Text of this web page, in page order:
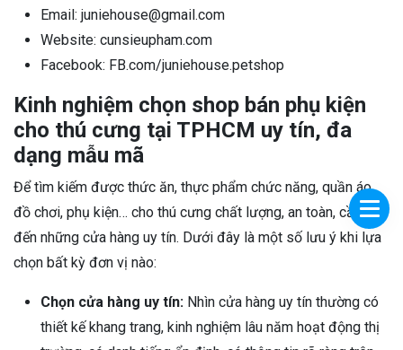
Email: juniehouse@gmail.com
Website: cunsieupham.com
Facebook: FB.com/juniehouse.petshop
Kinh nghiệm chọn shop bán phụ kiện
cho thú cưng tại TPHCM uy tín, đa
dạng mẫu mã
Để tìm kiếm được thức ăn, thực phẩm chức năng, quần áo,
đồ chơi, phụ kiện… cho thú cưng chất lượng, an toàn, cần tìm
đến những cửa hàng uy tín. Dưới đây là một số lưu ý khi lựa
chọn bất kỳ đơn vị nào:
Chọn cửa hàng uy tín: Nhìn cửa hàng uy tín thường có
thiết kế khang trang, kinh nghiệm lâu năm hoạt động thị